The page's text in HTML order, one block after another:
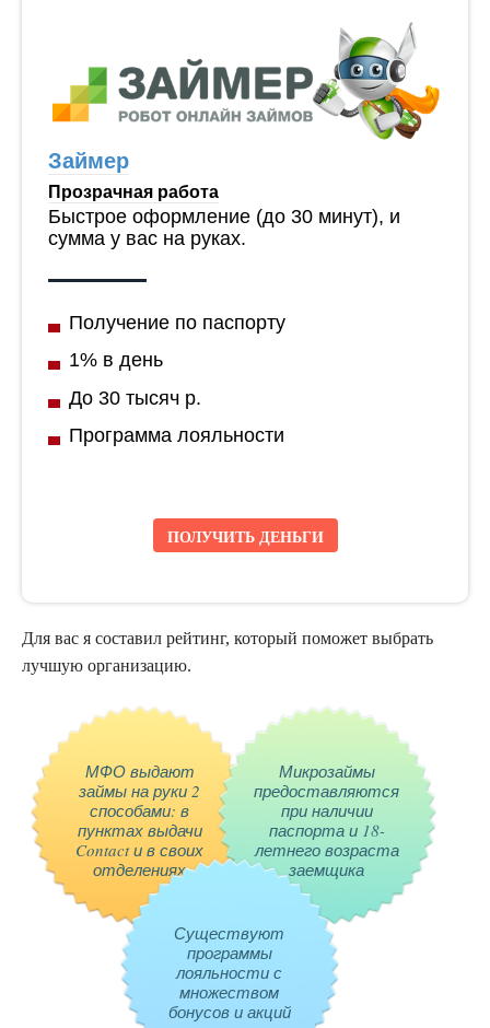
Займер
Прозрачная работа
Быстрое оформление (до 30 минут), и
сумма у вас на руках.
Получение по паспорту
1% в день
До 30 тысяч р.
Программа лояльности
ПОЛУЧИТЬ ДЕНЬГИ
Для вас я составил рейтинг, который поможет выбрать
лучшую организацию.
МФО выдают
займы на руки 2
способами: в
пунктах выдачи
Contact и в своих
отделениях
Микрозаймы
предоставляются
при наличии
паспорта и 18-
летнего возраста
заемщика
Существуют
программы
лояльности с
множеством
бонусов и акций